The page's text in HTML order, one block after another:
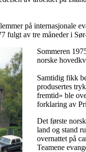
på internasjonale
fulgt av tre måneder i
Sommeren
norske
Samtidig fikk
produsertes
fremtid» ble
forklaring av
Det første
land og stand
overnattet på
Teamene